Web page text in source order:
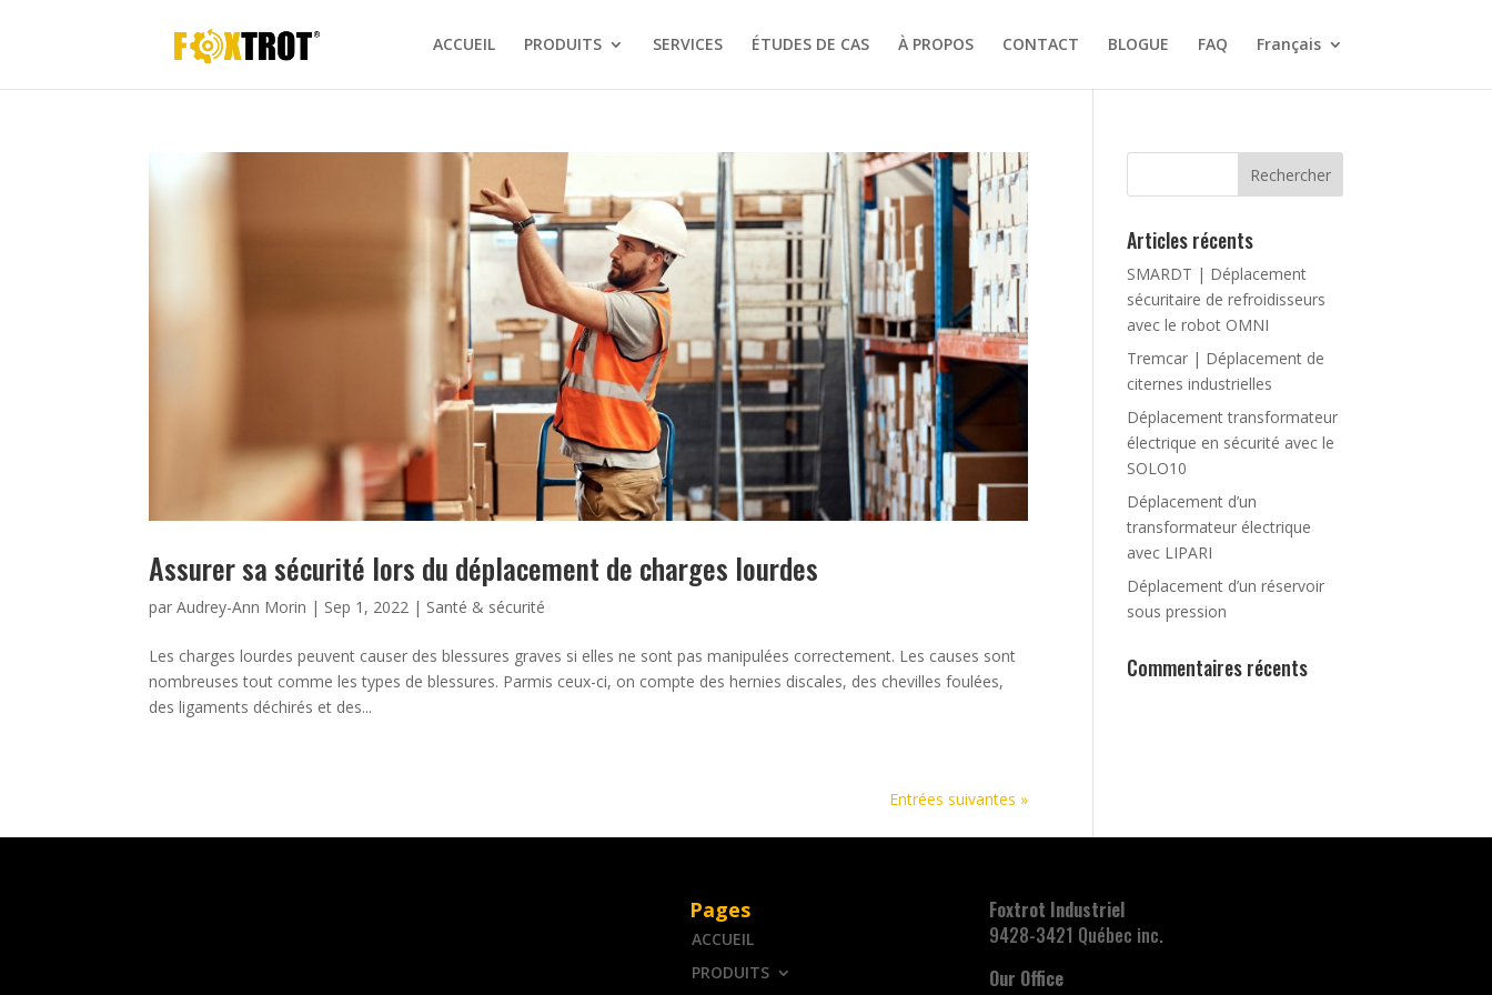
ACCUEIL PRODUITS SERVICES ÉTUDES DE CAS À PROPOS CONTACT BLOGUE FAQ Français
Assurer sa sécurité lors du déplacement de charges lourdes
parAudrey-Ann Morin | Sep 1, 2022 | Santé & sécurité
Les charges lourdes peuvent causer des blessures graves si elles ne sont pas manipulées correctement. Les causes sont
nombreuses tout comme les types de blessures. Parmis ceux-ci, on compte des hernies discales, des chevilles foulées,
des ligaments déchirés et des...
Entrées suivantes »
Articles récents
SMARDT | Déplacement
sécuritaire de refroidisseurs
avec le robot OMNI
Tremcar | Déplacement de
citernes industrielles
Déplacement transformateur
électrique en sécurité avec le
SOLO10
Déplacement d’un
transformateur électrique
avec LIPARI
Déplacement d’un réservoir
sous pression
Commentaires récents
Pages
ACCUEIL
PRODUITS
Foxtrot Industriel
9428-3421 Québec inc.
Our Office